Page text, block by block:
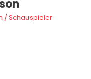
/Schauspieler